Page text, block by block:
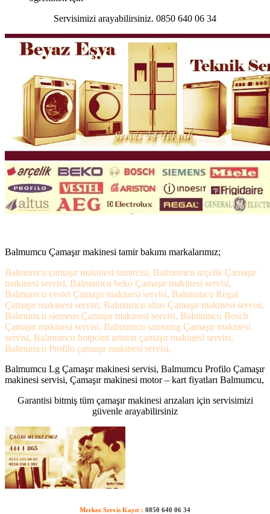
Servisimizi arayabilirsiniz. 0850 640 06 34
Balmumcu Çamaşır makinesi tamir bakımı markalarımız;
Balmumcu çamaşır makinesi tamircisi, Balmumcu arçelik Çamaşır
makinesi servisi, Balmumcu beko Çamaşır makinesi servisi,
Balmumcu vestel Çamaşır makinesi servisi, Balmumcu Regal
Çamaşır makinesi servisi, Balmumcu altus Çamaşır makinesi servisi,
Balmumcu siemens Çamaşır makinesi servisi, Balmumcu Bosch
Çamaşır makinesi servisi, Balmumcu samsung Çamaşır makinesi
servisi, Balmumcu hotpoint ariston çamaşır makinesi servisi,
Balmumcu Profilo çamaşır makinesi servisi,
Balmumcu Lg Çamaşır makinesi servisi, Balmumcu Profilo Çamaşır
makinesi servisi, Çamaşır makinesi motor – kart fiyatları Balmumcu,
Garantisi bitmiş tüm çamaşır makinesi arızaları için servisimizi
güvenle arayabilirsiniz
Merkez Servis Kayıt : 0850 640 06 34